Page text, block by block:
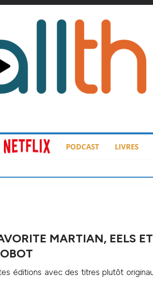
PODCAST LIVRES
MARTIAN, EELS ET
éditions avec des titres plutôt